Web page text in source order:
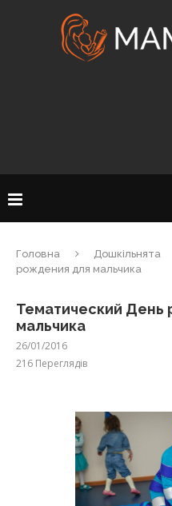
Головна Дошкільнята
рождения для мальчика
Тематический День
мальчика
26/01/2016
216 Переглядів